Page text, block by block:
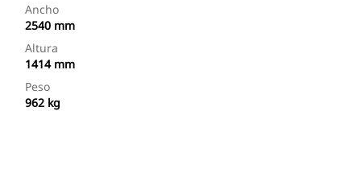
Ancho
2540 mm
Altura
1414 mm
Peso
962 kg